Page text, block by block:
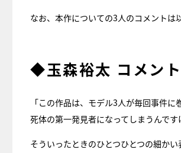
なお、本作についての3人のコメントは
◆玉森裕太 コメント
「この作品は、モデル3人が毎回事件
死体の第一発見者になってしまうんで
そういったときのひとつひとつの細か